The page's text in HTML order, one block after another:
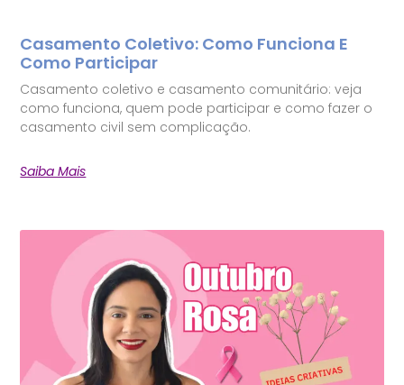
Casamento Coletivo: Como Funciona E
Como Participar
Casamento coletivo e casamento comunitário: veja
como funciona, quem pode participar e como fazer o
casamento civil sem complicação.
Saiba Mais